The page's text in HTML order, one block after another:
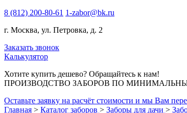
8 (812) 200-80-61 1-zabor@bk.ru
г. Москва, ул. Петровка, д. 2
Заказать звонок
Калькулятор
Хотите купить дешево? Обращайтесь к нам!
ПРОИЗВОДСТВО ЗАБОРОВ ПО
Оставьте заявку на расчёт стоимости и мы Вам
Главная > Каталог заборов > Заборы для дачи >